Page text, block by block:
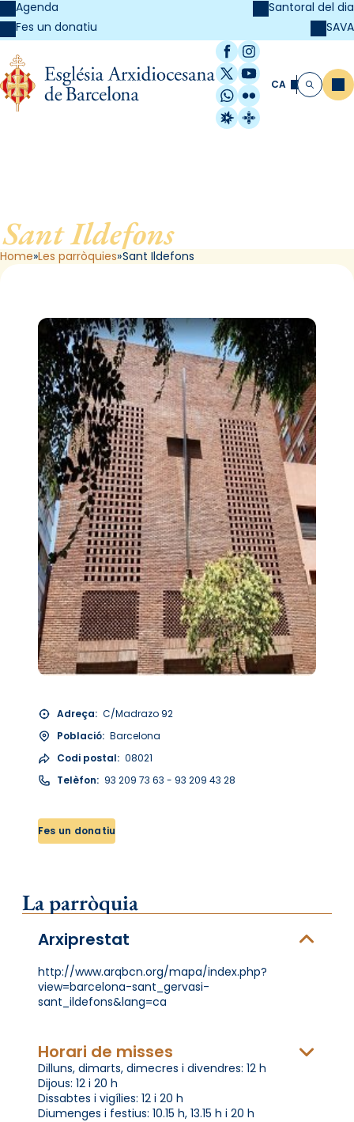
Agenda
Fes un donatiu
Santoral del dia
SAVA
Facebook
Instagram
X / Twitter
YouTube
WhatsApp
Flickr
Radio Estel
Catalunya
CA Cerca
Sant Ildefons, de Barcelona
Home Les parròquies Sant Ildefons
Adreça: C/Madrazo 92
Població: Barcelona
Codi postal: 08021
Telèfon: 93 209 73 63 - 93 209 43 28
Fes un donatiu
La parròquia
Arxiprestat
http://www.arqbcn.org/mapa/index.php?
view=barcelona-sant_gervasi-
sant_ildefons&lang=ca
Horari de misses
Dilluns, dimarts, dimecres i divendres: 12 h
Dijous: 12 i 20 h
Dissabtes i vigílies: 12 i 20 h
Diumenges i festius: 10.15 h, 13.15 h i 20 h